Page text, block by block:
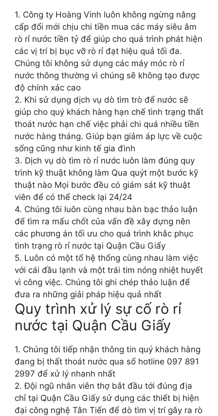
1. Công ty Hoàng Vinh luôn không ngừng nâng
cấp đổi mới chịu chi tiền mua các máy siêu âm
rò rỉ nước tiền tỷ để giúp cho quá trình phát hiện
các vị trí bị bục vỡ rò rỉ đạt hiệu quả tối đa.
Chúng tôi không sử dụng các máy móc rò rỉ
nước thông thường vì chúng sẽ không tạo được
độ chính xác cao
2. Khi sử dụng dịch vụ dò tìm trò để nước sẽ
giúp cho quý khách hàng hạn chế tình trạng thất
thoát nước hạn chế việc phải chi quá nhiều tiền
nước hàng tháng. Giúp bạn giảm áp lực về cuộc
sống cũng như kinh tế gia đình
3. Dịch vụ dò tìm rò rỉ nước luôn làm đúng quy
trình kỹ thuật không làm Qua quýt một bước kỹ
thuật nào Mọi bước đều có giám sát kỹ thuật
viên để có thể check lại 24/24
4. Chúng tôi luôn cùng nhau bàn bạc thảo luận
để tìm ra mấu chốt của vấn đề xây dựng nên
các phương án tối ưu cho quá trình khắc phục
tình trạng rò rỉ nước tại Quận Cầu Giấy
5. Luôn có một tổ hệ thống cùng nhau làm việc
với cái đầu lạnh và một trái tim nóng nhiệt huyết
vì công việc. Chúng tôi ghi chép thảo luận để
đưa ra những giải pháp hiệu quả nhất
Quy trình xử lý sự cố rò rỉ
nước tại Quận Cầu Giấy
1. Chúng tôi tiếp nhận thông tin quý khách hàng
đang bị thất thoát nước qua số hotline 097 891
2997 để xử lý nhanh nhất
2. Đội ngũ nhân viên thợ bắt đầu tới đúng địa
chỉ tại Quận Cầu Giấy sử dụng các thiết bị hiện
đại công nghệ Tân Tiến để dò tìm vị trí gây ra rò